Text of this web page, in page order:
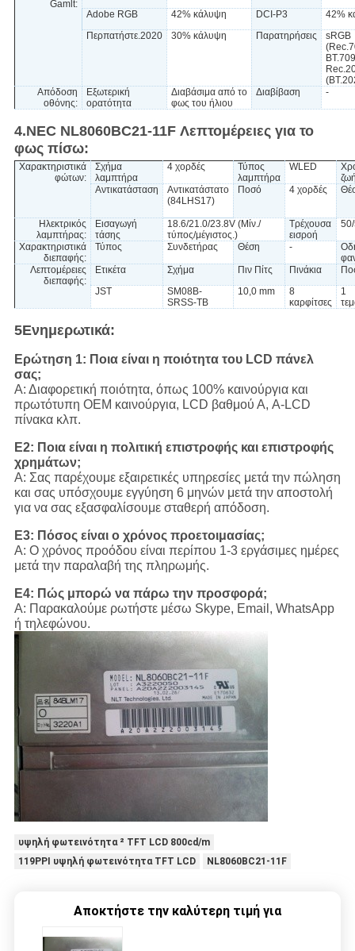
Gamlt:
Adobe RGB
42% κάλυψη DCI-P3
42%
Περπατήστε.2020
30% κάλυψη Παρατηρήσεις
sRGB
Απόδοση
οθόνης:
Εξωτερική
ορατότητα
Διαβάσιμα από το
φως του ήλιου
Διαβίβαση -
4.NEC NL8060BC21-11F Λεπτομέρειες για το
φως πίσω:
Χαρακτηριστικά
φώτων:
Σχήμα
λαμπτήρα
4 χορδές
Τύπος
λαμπτήρα
WLED
Αντικατάσταση
Αντικατάστατο
(84LHS17)
Ποσό 4 χορδές
Ηλεκτρικός
λαμπτήρας:
Εισαγωγή
τάσης
18.6/21.0/23.8V (Μίν./
τύπος/μέγιστος.)
Τρέχουσα
εισροή
50/
Χαρακτηριστικά
διεπαφής:
Τύπος Συνδετήρας Θέση -
Λεπτομέρειες
διεπαφής:
Ετικέτα Σχήμα Πιν Πίτς Πινάκια
JST
SM08B-
SRSS-TB
10,0 mm
8
καρφίτσες
1
5Ενημερωτικά:
Ερώτηση 1: Ποια είναι η ποιότητα του LCD πάνελ
σας;
Α: Διαφορετική ποιότητα, όπως 100% καινούργια και
πρωτότυπη OEM καινούργια, LCD βαθμού Α, A-LCD
πίνακα κλπ.
Ε2: Ποια είναι η πολιτική επιστροφής και επιστροφής
χρημάτων;
Α: Σας παρέχουμε εξαιρετικές υπηρεσίες μετά την πώληση
και σας υπόσχουμε εγγύηση 6 μηνών μετά την αποστολή
για να σας εξασφαλίσουμε σταθερή απόδοση.
Ε3: Πόσος είναι ο χρόνος προετοιμασίας;
Α: Ο χρόνος προόδου είναι περίπου 1-3 εργάσιμες ημέρες
μετά την παραλαβή της πληρωμής.
Ε4: Πώς μπορώ να πάρω την προσφορά;
Α: Παρακαλούμε ρωτήστε μέσω Skype, Email, WhatsApp
ή τηλεφώνου.
υψηλή φωτεινότητα ² TFT LCD 800cd/m
119PPI υψηλή φωτεινότητα TFT LCD
NL8060BC21-11F
Αποκτήστε την καλύτερη τιμή για